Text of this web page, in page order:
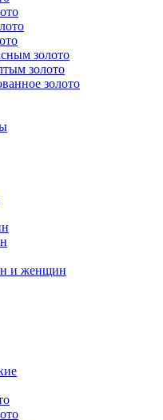
золото
золото
золото
и женщин